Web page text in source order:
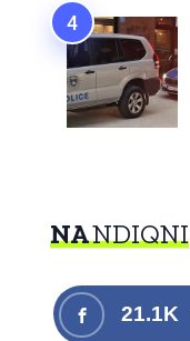
NANDIQNI
21.1K